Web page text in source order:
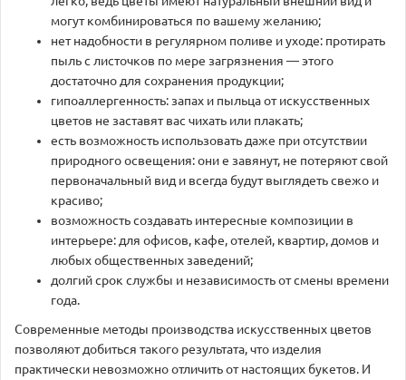
могут комбинироваться по вашему желанию;
нет надобности в регулярном поливе и уходе: протирать
пыль с листочков по мере загрязнения — этого
достаточно для сохранения продукции;
гипоаллергенность: запах и пыльца от искусственных
цветов не заставят вас чихать или плакать;
есть возможность использовать даже при отсутствии
природного освещения: они е завянут, не потеряют свой
первоначальный вид и всегда будут выглядеть свежо и
красиво;
возможность создавать интересные композиции в
интерьере: для офисов, кафе, отелей, квартир, домов и
любых общественных заведений;
долгий срок службы и независимость от смены времени
года.
Современные методы производства искусственных цветов
позволяют добиться такого результата, что изделия
практически невозможно отличить от настоящих букетов. И